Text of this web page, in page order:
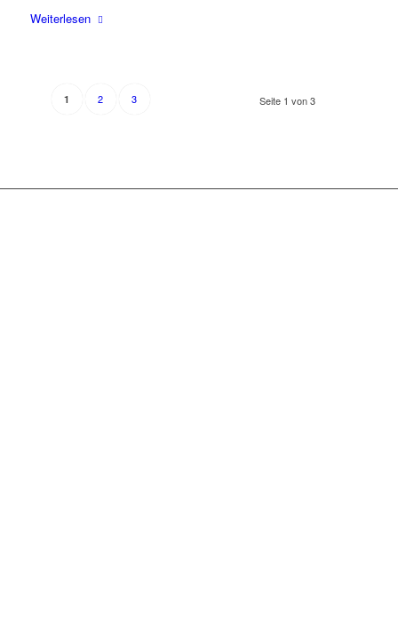
Wei­ter­le­sen
Seite 1 von 3
1 2 3